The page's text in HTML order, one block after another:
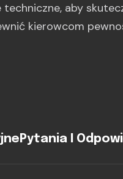
aby
kierowcom
Pytania I